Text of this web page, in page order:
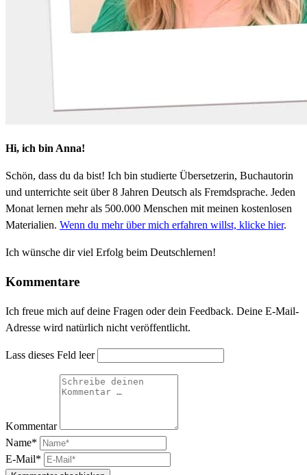
Hi, ich bin Anna!
Schön, dass du da bist! Ich bin studierte Übersetzerin, Buchautorin
und unterrichte seit über 8 Jahren Deutsch als Fremdsprache. Jeden
Monat lernen mehr als 500.000 Menschen mit meinen kostenlosen
Materialien. Wenn du mehr über mich erfahren willst, klicke hier.
Ich wünsche dir viel Erfolg beim Deutschlernen!
Kommentare
Ich freue mich auf deine Fragen oder dein Feedback. Deine E-Mail-
Adresse wird natürlich nicht veröffentlicht.
Lass dieses Feld leer
Kommentar
Name*
E-Mail*